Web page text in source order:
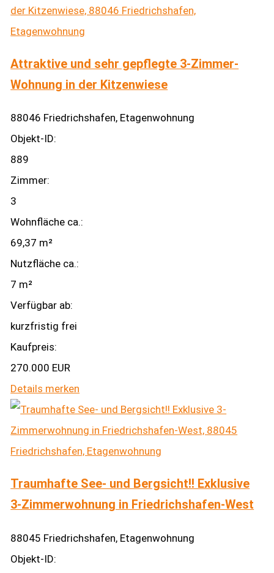
Attraktive und sehr gepflegte 3-Zimmer-
Wohnung in der Kitzenwiese
88046 Friedrichshafen, Etagenwohnung
Objekt-ID:
889
Zimmer:
3
Wohnfläche ca.:
69,37 m²
Nutzfläche ca.:
7 m²
Verfügbar ab:
kurzfristig frei
Kaufpreis:
270.000 EUR
Details merken
Traumhafte See- und Bergsicht!! Exklusive
3-Zimmerwohnung in Friedrichshafen-West
88045 Friedrichshafen, Etagenwohnung
Objekt-ID: